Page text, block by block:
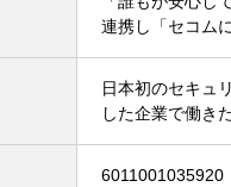
連携し「セコム
日本初のセキュ
した企業で働き
6011001035920